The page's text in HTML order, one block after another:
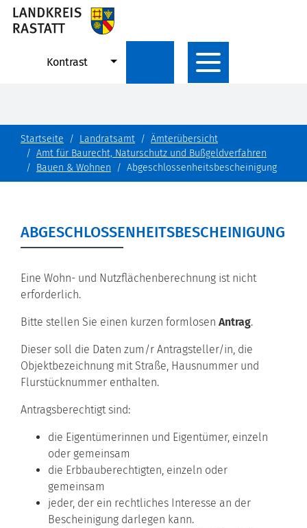
Kontrast
Startseite Landratsamt
Ämterübersicht
Amt für Baurecht, Naturschutz und Bußgeldverfahren
Bauen & Wohnen
Abgeschlossenheitsbescheinigung
ABGESCHLOSSENHEITSBESCHEINIGUNG
Eine Wohn- und Nutzflächenberechnung ist nicht
erforderlich.
Bitte stellen Sie einen kurzen formlosen Antrag.
Dieser soll die Daten zum/r Antragsteller/in, die
Objektbezeichnung mit Straße, Hausnummer und
Flurstücknummer enthalten.
Antragsberechtigt sind:
die Eigentümerinnen und Eigentümer, einzeln
oder gemeinsam
die Erbbauberechtigten, einzeln oder
gemeinsam
jeder, der ein rechtliches Interesse an der
Bescheinigung darlegen kann.